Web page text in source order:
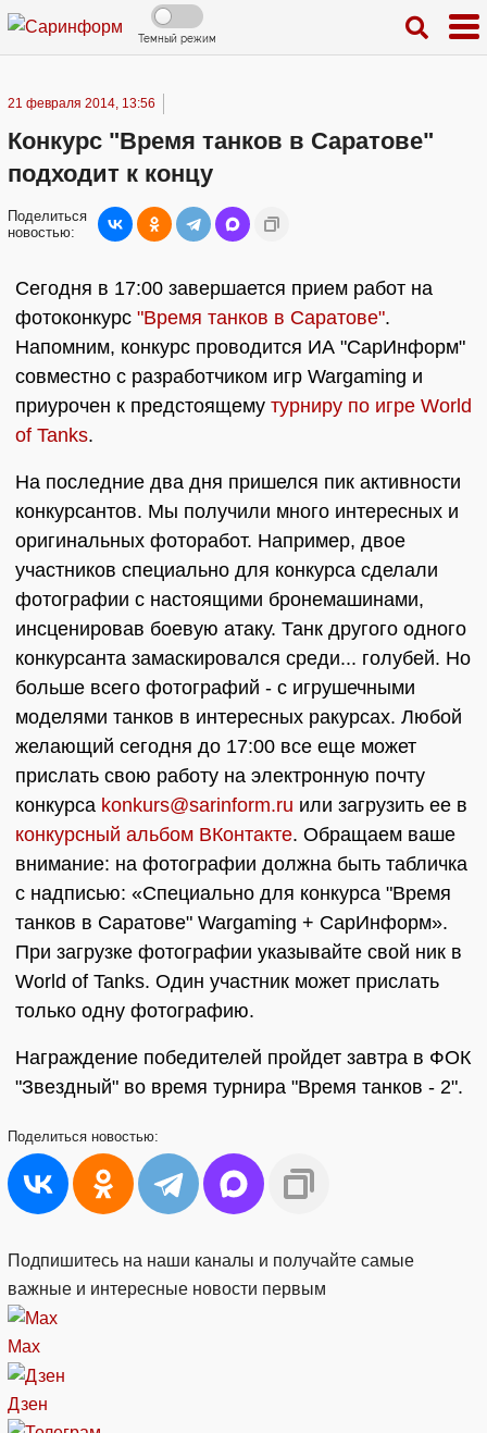
Темный режим
21 февраля 2014, 13:56
Конкурс "Время танков в Саратове"
подходит к концу
Поделиться
новостью:
Сегодня в 17:00 завершается прием работ на
фотоконкурс "Время танков в Саратове".
Напомним, конкурс проводится ИА "СарИнформ"
совместно с разработчиком игр Wargaming и
приурочен к предстоящему турниру по игре World
of Tanks.
На последние два дня пришелся пик активности
конкурсантов. Мы получили много интересных и
оригинальных фоторабот. Например, двое
участников специально для конкурса сделали
фотографии с настоящими бронемашинами,
инсценировав боевую атаку. Танк другого одного
конкурсанта замаскировался среди... голубей. Но
больше всего фотографий - с игрушечными
моделями танков в интересных ракурсах. Любой
желающий сегодня до 17:00 все еще может
прислать свою работу на электронную почту
конкурса konkurs@sarinform.ru или загрузить ее в
конкурсный альбом ВКонтакте. Обращаем ваше
внимание: на фотографии должна быть табличка
с надписью: «Специально для конкурса "Время
танков в Саратове" Wargaming + СарИнформ».
При загрузке фотографии указывайте свой ник в
World of Tanks. Один участник может прислать
только одну фотографию.
Награждение победителей пройдет завтра в ФОК
"Звездный" во время турнира "Время танков - 2".
Поделиться новостью:
Подпишитесь на наши каналы и получайте самые
важные и интересные новости первым
Max
Дзен